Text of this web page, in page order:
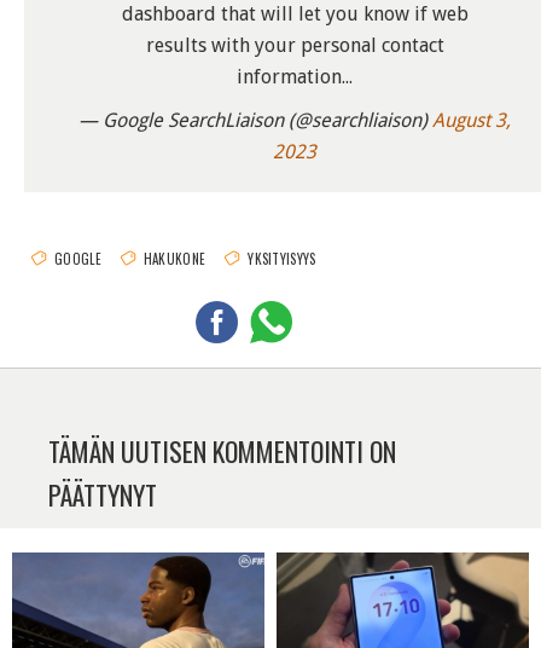
dashboard that will let you know if web
results with your personal contact
information...
— Google SearchLiaison (@searchliaison)August 3,
2023
GOOGLE HAKUKONE YKSITYISYYS
TÄMÄN UUTISEN KOMMENTOINTI ON
PÄÄTTYNYT